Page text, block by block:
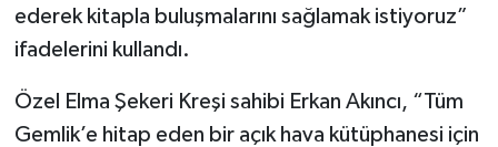
ederek kitapla buluşmalarını sağlamak istiyoruz”
ifadelerini kullandı.
Özel Elma Şekeri Kreşi sahibi Erkan Akıncı, “Tüm
Gemlik’e hitap eden bir açık hava kütüphanesi için